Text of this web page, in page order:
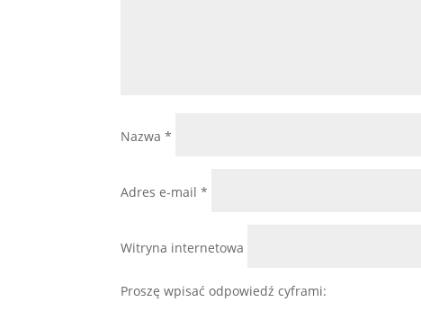
Nazwa*
Adres e-mail*
Witryna internetowa
Proszę wpisać odpowiedź cyframi: